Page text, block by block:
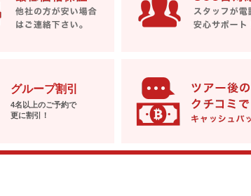
グループ割引
4名以上のご予約で
更に割引！